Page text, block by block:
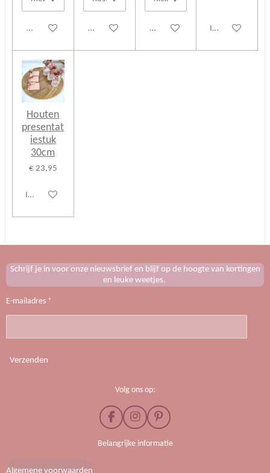
Bekijk details Bekijk details Bekijk details In winkelwagen
Houten
presentat
iestuk
30cm
€ 23,95
In winkelwagen
Schrijf je in voor onze nieuwsbrief en blijf op de hoogte van kortingen
en leuke weetjes.
E-mailadres *
Verzenden
Volg ons op:
F
a
c
I
n
s
P
i
n
Belangrijke informatie
Algemene voorwaarden